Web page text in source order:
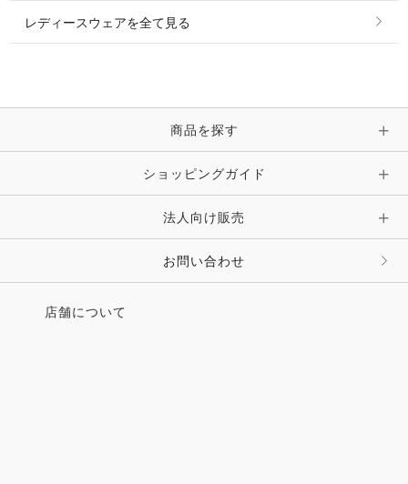
時計・財布・キーケース・革小物
キーホルダー・チャーム・ストラップ
その他 ファッション雑貨
ピン・ブローチ・コサージュ
その他 アクセサリー
レディースウェアを全て見る
商品を探す
ショッピングガイド
法人向け販売
お問い合わせ
店舗について